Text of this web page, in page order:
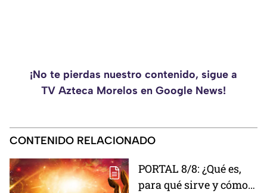
¡No te pierdas nuestro contenido, sigue a
TV Azteca Morelos en Google News!
CONTENIDO RELACIONADO
PORTAL 8/8: ¿Qué es,
para qué sirve y cómo